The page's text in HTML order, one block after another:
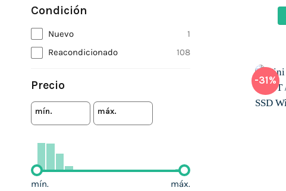
Condición
Nuevo
1
Reacondicionado
108
Precio
mín. máx.
mín. máx.
-31%